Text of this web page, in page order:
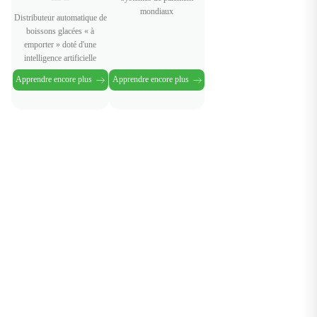
Distributeur automatique de
boissons glacées « à
emporter » doté d'une
intelligence artificielle
Apprendre encore plus
mondiaux
Apprendre encore plus